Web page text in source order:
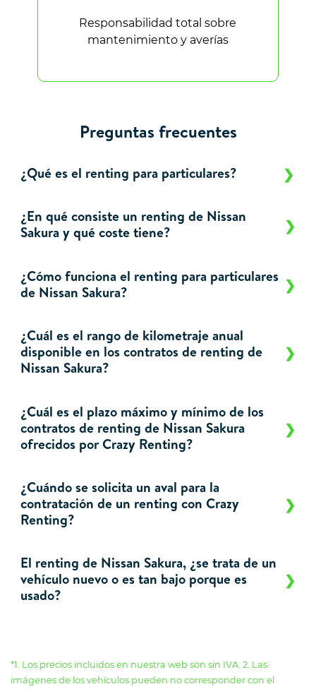
Responsabilidad total sobre
mantenimiento y averías
Preguntas frecuentes
¿Qué es el renting para particulares?
¿En qué consiste un renting de Nissan
Sakura y qué coste tiene?
¿Cómo funciona el renting para particulares
de Nissan Sakura?
¿Cuál es el rango de kilometraje anual
disponible en los contratos de renting de
Nissan Sakura?
¿Cuál es el plazo máximo y mínimo de los
contratos de renting de Nissan Sakura
ofrecidos por Crazy Renting?
¿Cuándo se solicita un aval para la
contratación de un renting con Crazy
Renting?
El renting de Nissan Sakura, ¿se trata de un
vehículo nuevo o es tan bajo porque es
usado?
*1. Los precios incluidos en nuestra web son sin IVA. 2. Las
imágenes de los vehículos pueden no corresponder con el